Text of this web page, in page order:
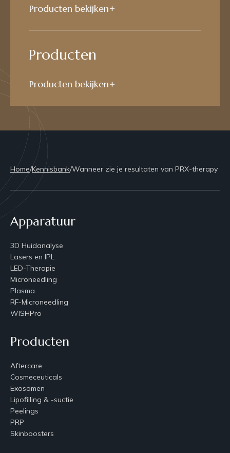
Producten bekijken
Producten
Producten bekijken
Home/Kennisbank/Wanneer zie je resultaten van PRX-therapy
Apparatuur
3D Huidanalyse
Lasers en IPL
LED-Therapie
Microneedling
Plasma
RF-Microneedling
WISHPro
Producten
Aftercare
Cosmeceuticals
Exosomen
Lipofilling & -suctie
Peelings
PRP
Skinboosters